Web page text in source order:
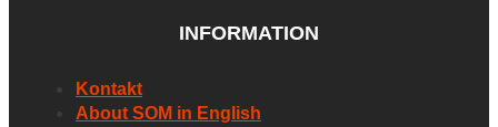
INFORMATION
Kontakt
About SOM in English